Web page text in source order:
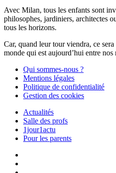
Avec Milan, tous les enfants sont
philosophes, jardiniers, architectes
tous les horizons.
Car, quand leur tour viendra, ce
monde qui est aujourd’hui entre nos
Qui sommes-nous ?
Mentions légales
Politique de confidentialité
Gestion des cookies
Actualités
Salle des profs
1jour1actu
Pour les parents